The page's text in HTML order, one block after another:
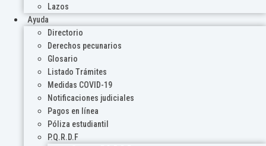
Lazos
Ayuda
Directorio
Derechos pecunarios
Glosario
Listado Trámites
Medidas COVID-19
Notificaciones judiciales
Pagos en línea
Póliza estudiantil
P.Q.R.D.F